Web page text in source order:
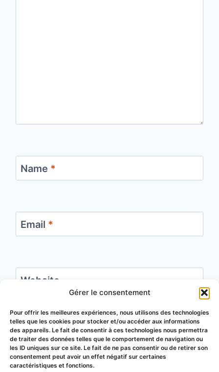
Gérer le consentement
Pour offrir les meilleures expériences, nous utilisons des technologies
telles que les cookies pour stocker et/ou accéder aux informations
des appareils. Le fait de consentir à ces technologies nous permettra
de traiter des données telles que le comportement de navigation ou
les ID uniques sur ce site. Le fait de ne pas consentir ou de retirer son
consentement peut avoir un effet négatif sur certaines
caractéristiques et fonctions.
Name *
Email *
Website
Save my name, email, and website in this
browser for the next time I comment.